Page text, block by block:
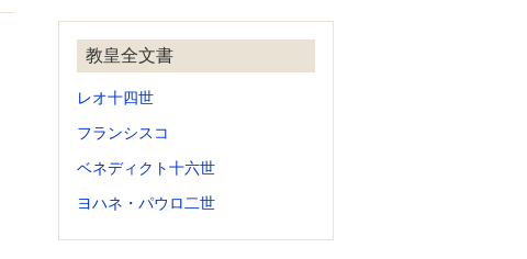
教皇全文書
レオ十四世
フランシスコ
ベネディクト十六世
ヨハネ・パウロ二世